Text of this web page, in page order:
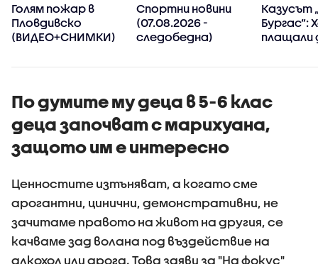
Голям пожар в
Пловдивско
(ВИДЕО+СНИМКИ)
Спортни новини
(07.08.2026 -
следобедна)
Казусът
Бургас“:
плащали
По думите му деца в 5-6 клас
деца започват с марихуана,
защото им е интересно
Ценностите изтъняват, а когато сме
арогантни, цинични, демонстративни, не
зачитаме правото на живот на другия, се
качваме зад волана под въздействие на
алкохол или дрога. Това заяви за "На фокус"